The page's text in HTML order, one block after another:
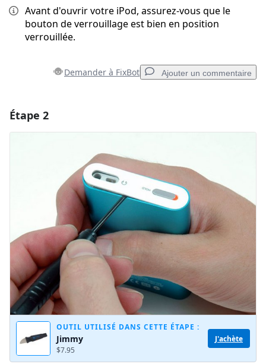
Avant d'ouvrir votre iPod, assurez-vous que le
bouton de verrouillage est bien en position
verrouillée.
Demander à FixBot Ajouter un commentaire
Annuler Publier un commentaire
Étape 2
OUTIL UTILISÉ DANS CETTE ÉTAPE :
Jimmy
$7.95
J'achète